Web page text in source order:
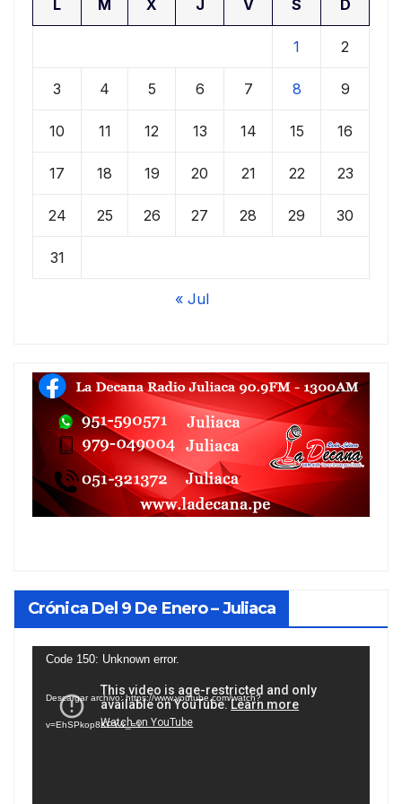
L M X J V S D
1 2
3 4 5 6 7 8 9
10 11 12 13 14 15 16
17 18 19 20 21 22 23
24 25 26 27 28 29 30
31
« Jul
Crónica Del 9 De Enero – Juliaca
Reproductor
vídeo
Code 150: Unknown error.
Descargar archivo: https://www.youtube.com/watch?
v=EhSPkop8KPY&_=1